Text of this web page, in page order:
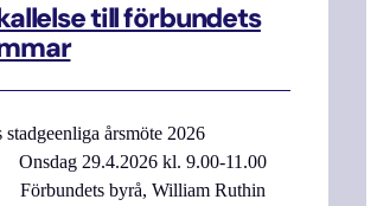
till förbundets
stadgeenliga årsmöte 2026
29.4.2026 kl. 9.00-11.00
byrå, William Ruthin